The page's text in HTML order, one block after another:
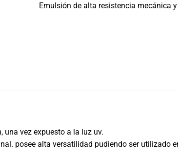
Emulsión de alta resistencia mecánica
vez expuesto a la luz uv.
posee alta versatilidad pudiendo ser utilizado